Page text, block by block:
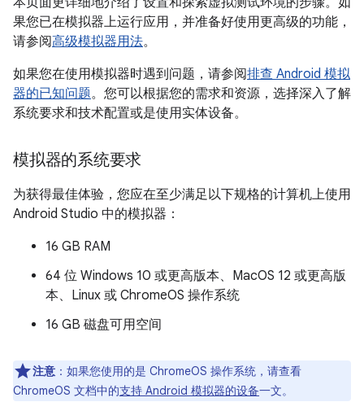
果您已在模拟器上运行应用，并准备好使用更高级的功能，
请参阅高级模拟器用法。
如果您在使用模拟器时遇到问题，请参阅排查 Android 模拟
器的已知问题。您可以根据您的需求和资源，选择深入了解
系统要求和技术配置或是使用实体设备。
模拟器的系统要求
为获得最佳体验，您应在至少满足以下规格的计算机上使用
Android Studio 中的模拟器：
16 GB RAM
64 位 Windows 10 或更高版本、MacOS 12 或更高版
本、Linux 或 ChromeOS 操作系统
16 GB 磁盘可用空间
注意 ：如果您使用的是 ChromeOS 操作系统，请查看
ChromeOS 文档中的支持 Android 模拟器的设备一文。